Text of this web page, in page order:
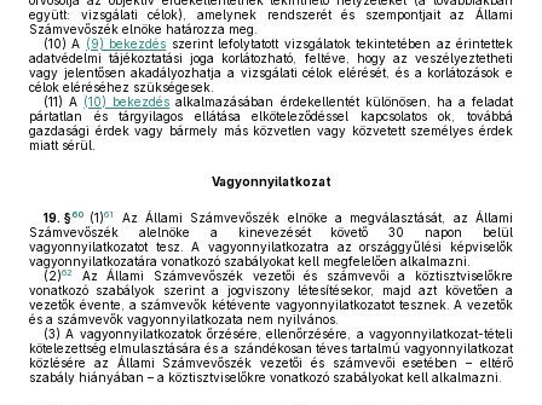
együtt: vizsgálati célok), amelynek rendszerét és szempontjait az Állami
Számvevőszék elnöke határozza meg.
(10) A (9) bekezdés szerint lefolytatott vizsgálatok tekintetében az érintettek
adatvédelmi tájékoztatási joga korlátozható, feltéve, hogy az veszélyeztetheti
vagy jelentősen akadályozhatja a vizsgálati célok elérését, és a korlátozások e
célok eléréséhez szükségesek.
(11) A (10) bekezdés alkalmazásában érdekellentét különösen, ha a feladat
pártatlan és tárgyilagos ellátása elköteleződéssel kapcsolatos ok, továbbá
gazdasági érdek vagy bármely más közvetlen vagy közvetett személyes érdek
miatt sérül.
Vagyonnyilatkozat
19. §60 (1)61
Az Állami Számvevőszék elnöke a megválasztását, az Állami
Számvevőszék alelnöke a kinevezését követő 30 napon belül
vagyonnyilatkozatot tesz. A vagyonnyilatkozatra az országgyűlési képviselők
vagyonnyilatkozatára vonatkozó szabályokat kell megfelelően alkalmazni.
(2)62
Az Állami Számvevőszék vezetői és számvevői a köztisztviselőkre
vonatkozó szabályok szerint a jogviszony létesítésekor, majd azt követően a
vezetők évente, a számvevők kétévente vagyonnyilatkozatot tesznek. A vezetők
és a számvevők vagyonnyilatkozata nem nyilvános.
(3) A vagyonnyilatkozatok őrzésére, ellenőrzésére, a vagyonnyilatkozat-tételi
kötelezettség elmulasztására és a szándékosan téves tartalmú vagyonnyilatkozat
közlésére az Állami Számvevőszék vezetői és számvevői esetében – eltérő
szabály hiányában – a köztisztviselőkre vonatkozó szabályokat kell alkalmazni.